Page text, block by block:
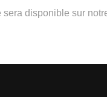
disponible sur